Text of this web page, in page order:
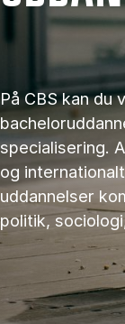
På CBS kan du
specialisering.
og
uddannelser
politik,